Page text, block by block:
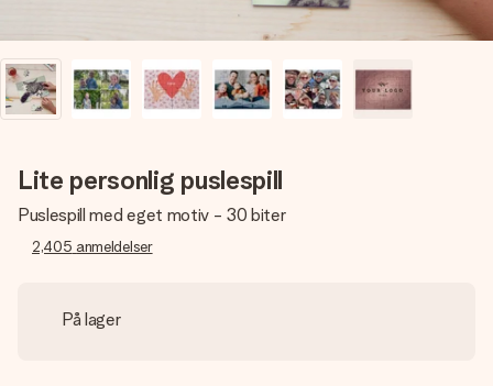
Lite personlig puslespill
Puslespill med eget motiv - 30 biter
2,405 anmeldelser
På lager